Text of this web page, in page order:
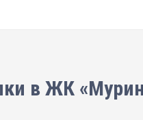
в ЖК